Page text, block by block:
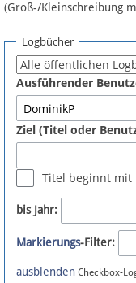
Fördermitglied
Fehler melden
Newsletter
Bluesky
Facebook
(Groß-/Kleinschreibung
Logbücher
Ausführender
Ziel (Titel oder
Titel beginnt mit
bis Jahr:
Markierungs-Filter:
ausblenden Checkbox-